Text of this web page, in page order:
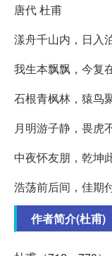
唐代 杜甫
漾舟千山内，日入
我生本飘飘，今复
石根青枫林，猿鸟
月明游子静，畏虎
中夜怀友朋，乾坤
浩荡前后间，佳期
作者简介(杜甫)